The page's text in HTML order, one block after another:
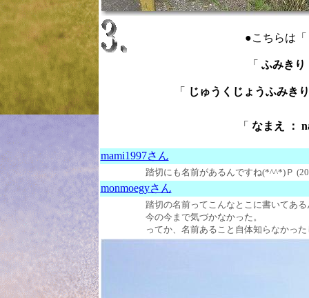
●こちらは「
「 ふみきり
「 じゅうくじょうふみき
「 なまえ ：
mami1997さん
踏切にも名前があるんですね(*^^*)Ｐ
monmoegyさん
踏切の名前ってこんなとこに書いてあ
今の今まで気づかなかった。
ってか、名前あること自体知らなかった